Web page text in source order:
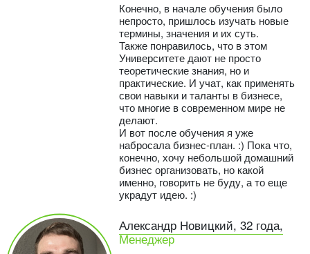
Конечно, в начале обучения было
непросто, пришлось изучать новые
термины, значения и их суть.
Также понравилось, что в этом
Университете дают не просто
теоретические знания, но и
практические. И учат, как применять
свои навыки и таланты в бизнесе,
что многие в современном мире не
делают.
И вот после обучения я уже
набросала бизнес-план. :) Пока что,
конечно, хочу небольшой домашний
бизнес организовать, но какой
именно, говорить не буду, а то еще
украдут идею. :)
Александр Новицкий, 32 года,
Менеджер